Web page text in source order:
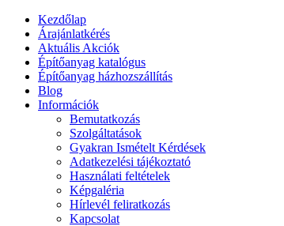
Kezdőlap
Árajánlatkérés
Aktuális Akciók
Építőanyag katalógus
Építőanyag házhozszállítás
Blog
Információk
Bemutatkozás
Szolgáltatások
Gyakran Ismételt Kérdések
Adatkezelési tájékoztató
Használati feltételek
Képgaléria
Hírlevél feliratkozás
Kapcsolat